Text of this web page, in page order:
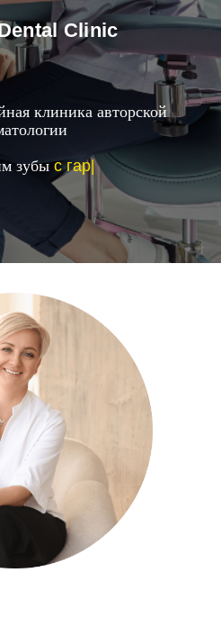
Clinic
клиника авторской
с гарантией|
врач
где
день
красивых
и
Записаться на
консультацию